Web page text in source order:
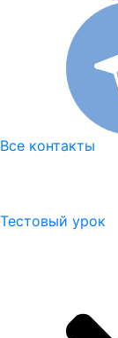
Все контакты
Тестовый урок